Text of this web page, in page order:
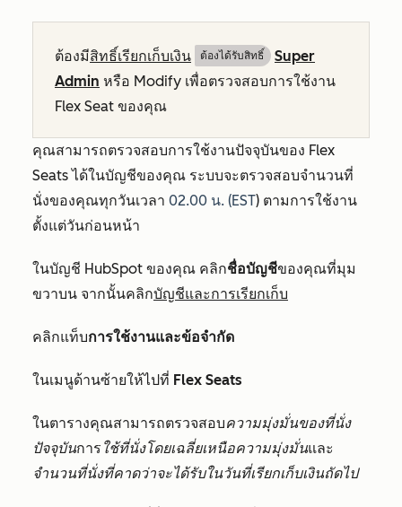
ต้องมีสิทธิ์เรียกเก็บเงิน ต้องได้รับสิทธิ์​
Super
Admin หรือ Modify เพื่อตรวจสอบการใช้งาน
Flex Seat ของคุณ
คุณสามารถตรวจสอบการใช้งานปัจจุบันของ Flex
Seats ได้ในบัญชีของคุณ ระบบจะตรวจสอบจำนวนที่
นั่งของคุณทุกวันเวลา 02.00 น. (EST) ตามการใช้งาน
ตั้งแต่วันก่อนหน้า
ในบัญชี HubSpot ของคุณ คลิกชื่อบัญชีของคุณที่มุม
ขวาบน จากนั้นคลิกบัญชีและการเรียกเก็บ
คลิกแท็บการใช้งานและข้อจำกัด
ในเมนูด้านซ้ายให้ไปที่ Flex Seats
ในตารางคุณสามารถตรวจสอบความมุ่งมั่นของที่นั่ง
ปัจจุบันการ ใช้ที่นั่งโดยเฉลี่ยเหนือความมุ่งมั่นและ
จำนวนที่นั่งที่คาดว่าจะได้รับในวันที่เรียกเก็บเงินถัดไป